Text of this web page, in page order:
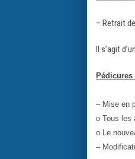
– Retrait
Il s’agit
– Mise en
o Tous les
o Le
–